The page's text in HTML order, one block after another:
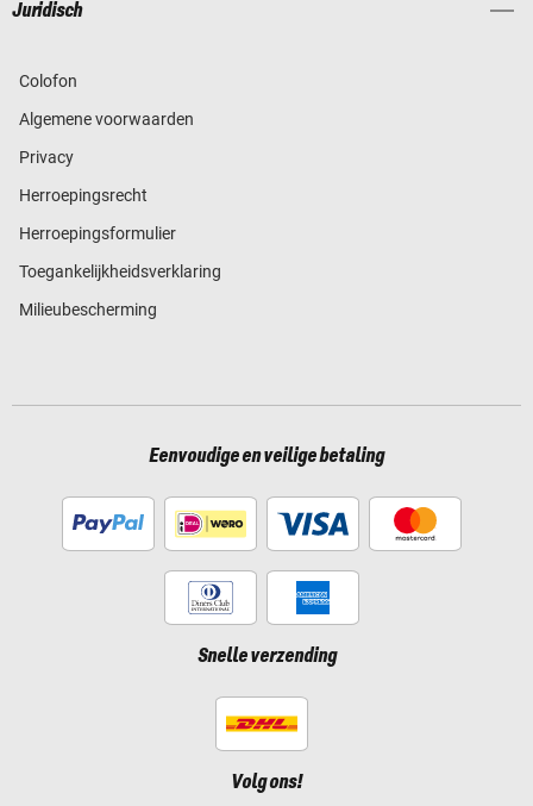
Juridisch
Colofon
Algemene voorwaarden
Privacy
Herroepingsrecht
Herroepingsformulier
Toegankelijkheidsverklaring
Milieubescherming
Eenvoudige en veilige betaling
Snelle verzending
Volg ons!